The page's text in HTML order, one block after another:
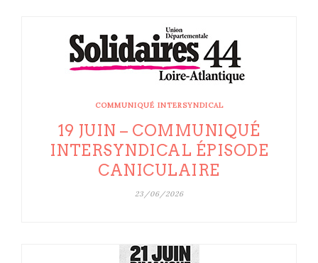
COMMUNIQUÉ INTERSYNDICAL
19 JUIN – COMMUNIQUÉ
INTERSYNDICAL ÉPISODE
CANICULAIRE
23/06/2026